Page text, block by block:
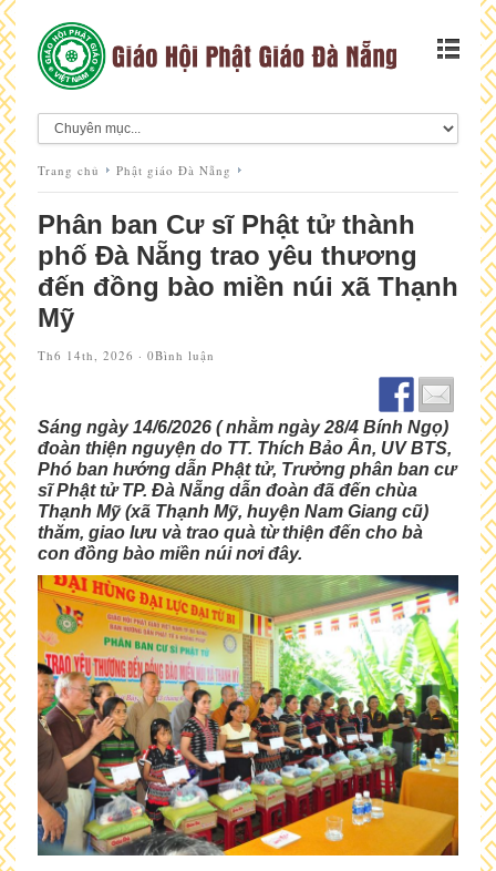
Trang chủ Phật giáo Đà Nẵng
Phân ban Cư sĩ Phật tử thành
phố Đà Nẵng trao yêu thương
đến đồng bào miền núi xã Thạnh
Mỹ
Th6 14th, 2026 · 0Bình luận
Sáng ngày 14/6/2026 ( nhằm ngày 28/4 Bính Ngọ)
đoàn thiện nguyện do TT. Thích Bảo Ân, UV BTS,
Phó ban hướng dẫn Phật tử, Trưởng phân ban cư
sĩ Phật tử TP. Đà Nẵng dẫn đoàn đã đến chùa
Thạnh Mỹ (xã Thạnh Mỹ, huyện Nam Giang cũ)
thăm, giao lưu và trao quà từ thiện đến cho bà
con đồng bào miền núi nơi đây.